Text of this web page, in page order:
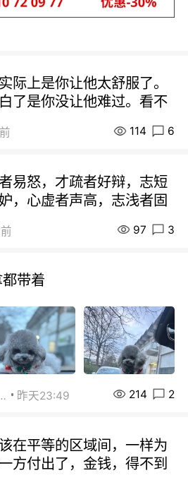
际上是你让他太舒服了。
了是你没让他难过。看不
114 6
易怒，才疏者好辩，志短
，心虚者声高，志浅者固
97 3
带着
昨天23:49 214 2
在平等的区域间，一样为
方付出了，金钱，得不到